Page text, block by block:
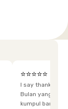
⭐⭐⭐⭐⭐
I say thankyou
Bulan yang super happy! banyak
kumpul bareng